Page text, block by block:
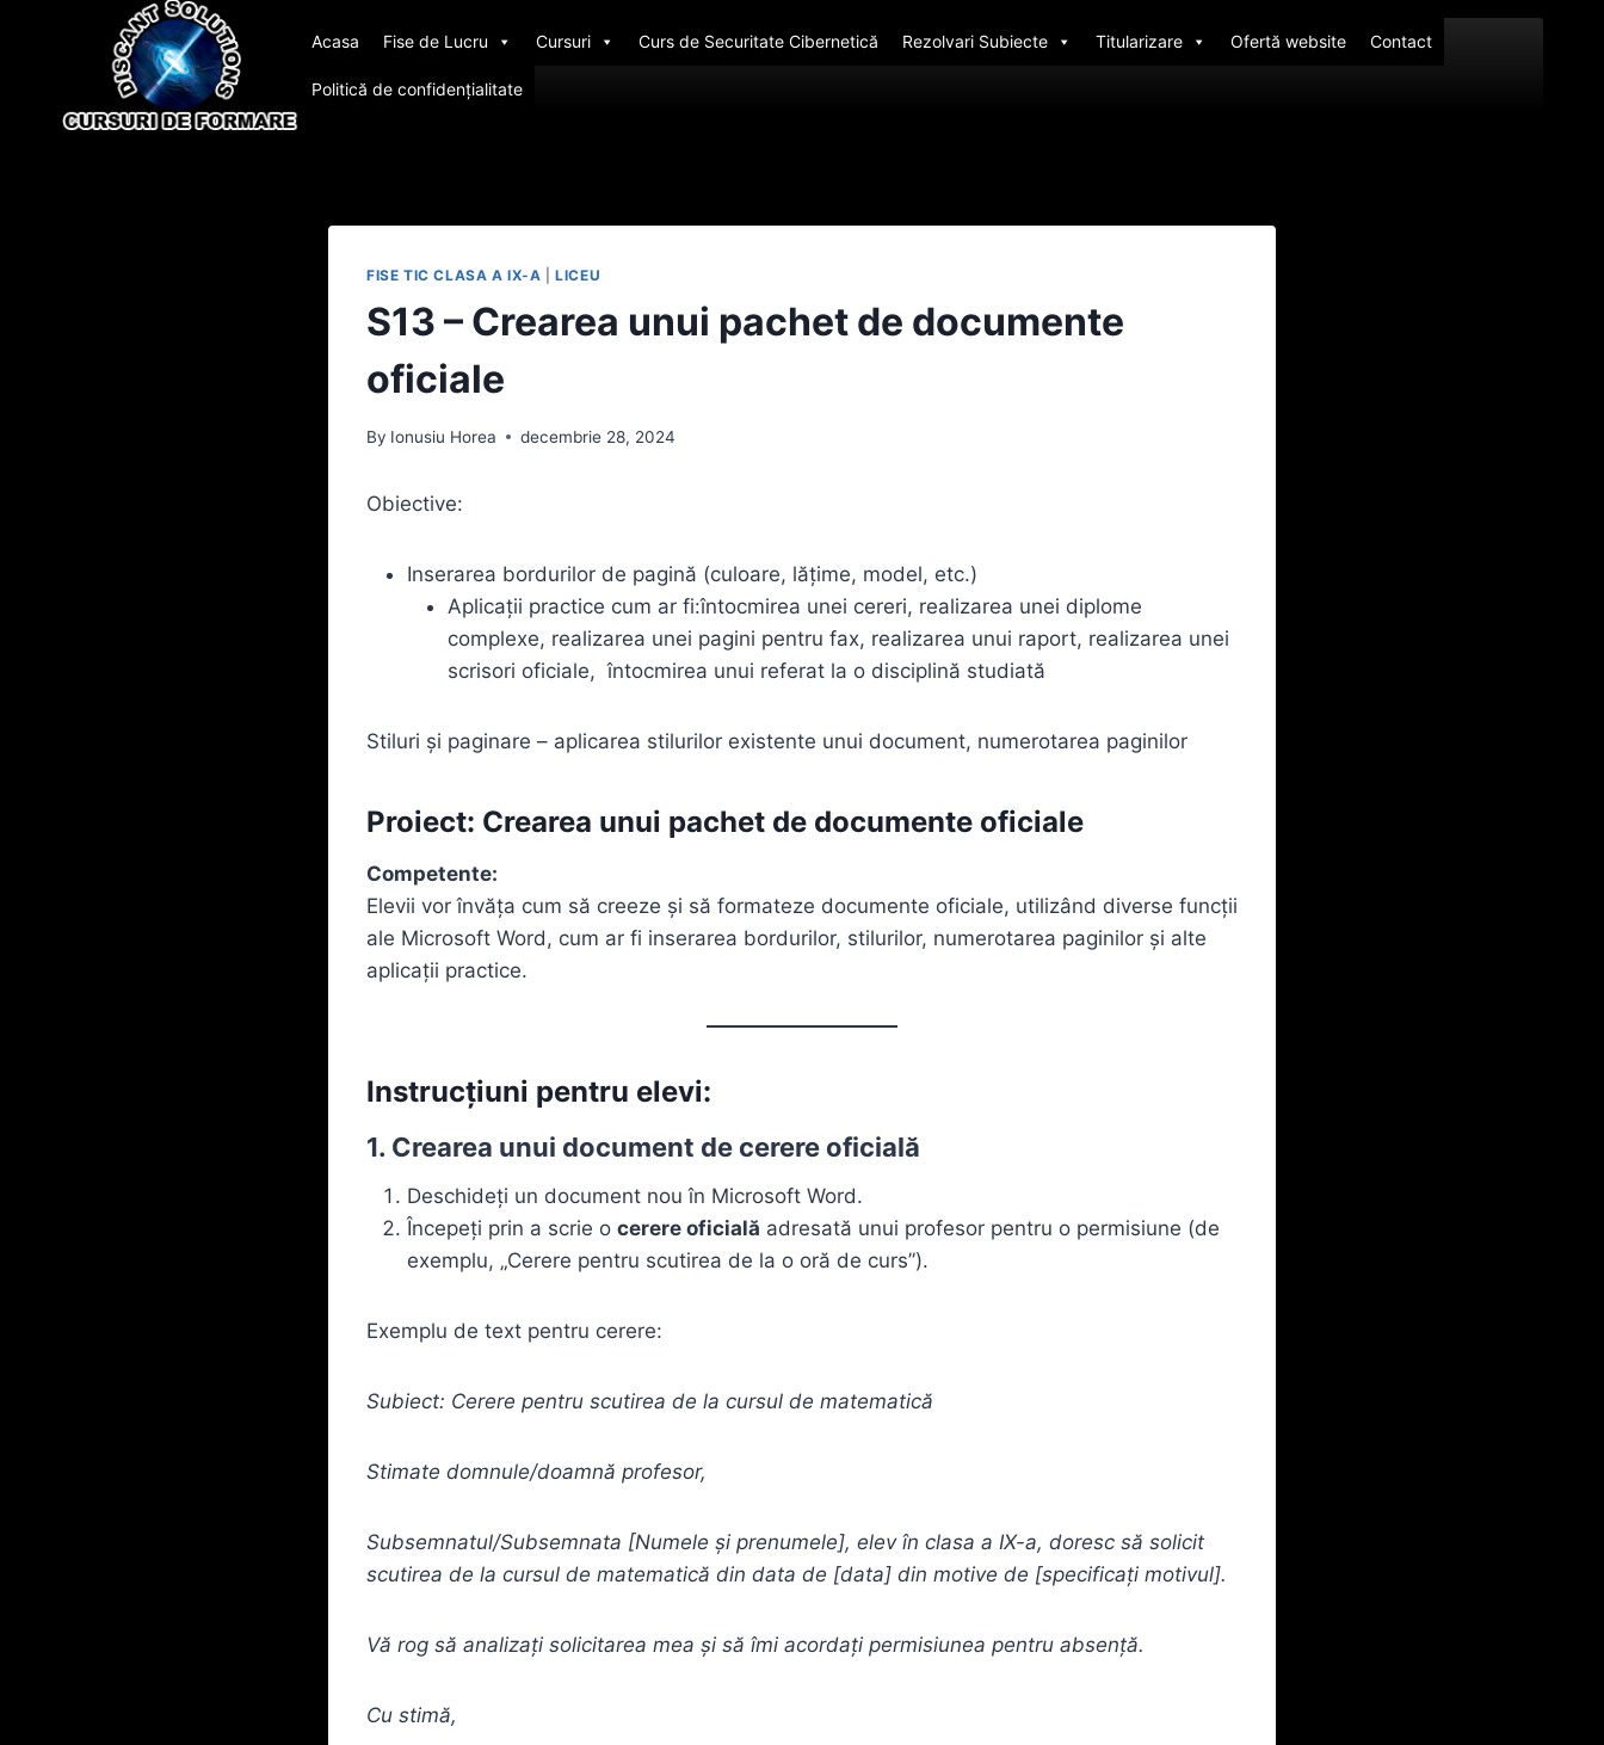
Acasa Fise de Lucru Cursuri Curs de Securitate Cibernetică Rezolvari Subiecte Titularizare Ofertă website Contact
Politică de confidențialitate
FISE TIC CLASA A IX-A |LICEU
S13 – Crearea unui pachet de documente
oficiale
By Ionusiu Horea decembrie 28, 2024
Obiective:
Inserarea bordurilor de pagină (culoare, lăţime, model, etc.)
Aplicaţii practice cum ar fi:întocmirea unei cereri, realizarea unei diplome
complexe, realizarea unei pagini pentru fax, realizarea unui raport, realizarea unei
scrisori oficiale, întocmirea unui referat la o disciplină studiată
Stiluri şi paginare – aplicarea stilurilor existente unui document, numerotarea paginilor
Proiect: Crearea unui pachet de documente oficiale
Competente:
Elevii vor învăța cum să creeze și să formateze documente oficiale, utilizând diverse funcții
ale Microsoft Word, cum ar fi inserarea bordurilor, stilurilor, numerotarea paginilor și alte
aplicații practice.
Instrucțiuni pentru elevi:
1. Crearea unui document de cerere oficială
Deschideți un document nou în Microsoft Word.
Începeți prin a scrie o cerere oficială adresată unui profesor pentru o permisiune (de
exemplu, „Cerere pentru scutirea de la o oră de curs”).
Exemplu de text pentru cerere:
Subiect: Cerere pentru scutirea de la cursul de matematică
Stimate domnule/doamnă profesor,
Subsemnatul/Subsemnata [Numele și prenumele], elev în clasa a IX-a, doresc să solicit
scutirea de la cursul de matematică din data de [data] din motive de [specificați motivul].
Vă rog să analizați solicitarea mea și să îmi acordați permisiunea pentru absență.
Cu stimă,